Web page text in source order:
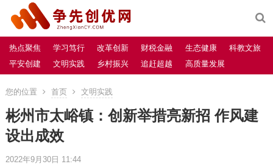
热点聚焦 学习笃行 改革创新 财税金融 生态健康
科教文旅
平安创建
文明实践 乡村振兴 追赶超越 高质量发展
您的位置 首页 文明实践
彬州市太峪镇：创新举措亮新招 作风建
设出成效
2022年9月30日 11:44